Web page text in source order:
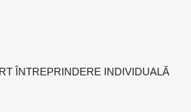
ÎNTREPRINDERE INDIVIDUALĂ